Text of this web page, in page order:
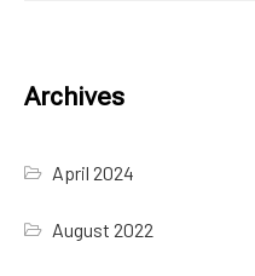
Archives
April 2024
August 2022